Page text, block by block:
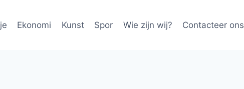
Ekonomi Kunst Spor Wie zijn wij? Contacteer ons